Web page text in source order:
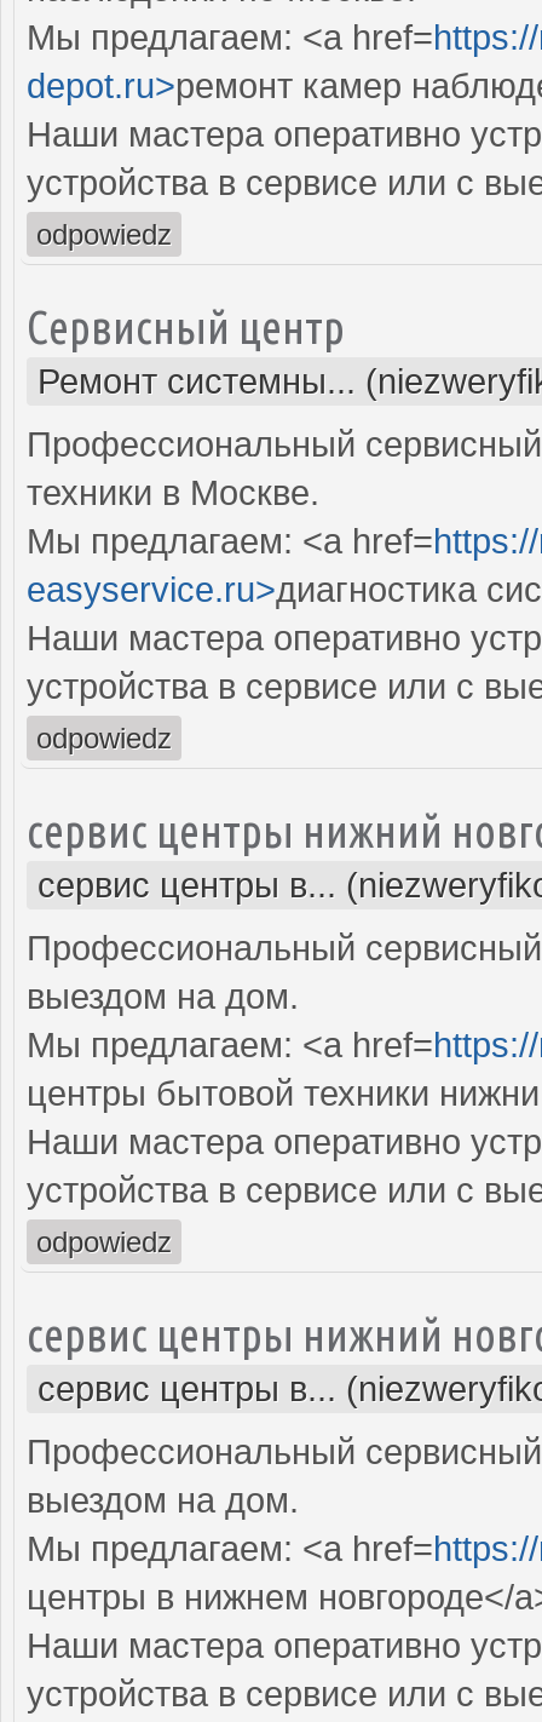
Мы предлагаем: <a href=
depot.ru>ремонт камер
Наши мастера оперативно
устройства в сервисе или с
odpowiedz
Сервисный центр
Ремонт системны...
Профессиональный
техники в Москве.
Мы предлагаем: <a href=
easyservice.ru>диагностика
Наши мастера оперативно
устройства в сервисе или с
odpowiedz
сервис центры нижний
сервис центры в...
Профессиональный
выездом на дом.
Мы предлагаем: <a href=
центры бытовой техники
Наши мастера оперативно
устройства в сервисе или с
odpowiedz
сервис центры нижний
сервис центры в...
Профессиональный
выездом на дом.
Мы предлагаем: <a href=
центры в нижнем новгороде</
Наши мастера оперативно
устройства в сервисе или с